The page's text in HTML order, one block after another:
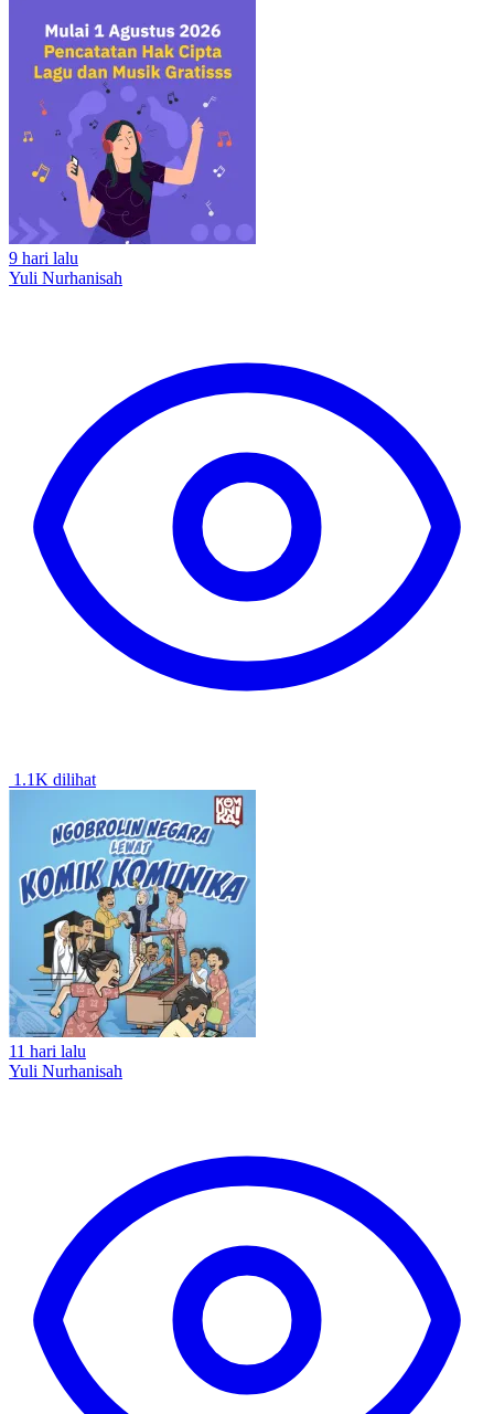
9 hari lalu
Yuli Nurhanisah
1.1K dilihat
11 hari lalu
Yuli Nurhanisah